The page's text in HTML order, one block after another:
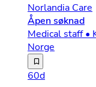
Norlandia Care
Åpen søknad
Medical staff •
Norge
Velkommen til
60d